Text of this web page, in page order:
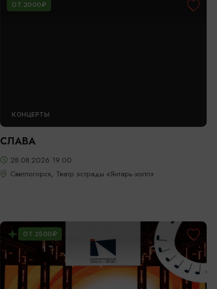
ОТ 2000₽
КОНЦЕРТЫ
СЛАВА
28.08.2026 19:00
Светлогорск, Театр эстрады «Янтарь-холл»
ОТ 2500₽